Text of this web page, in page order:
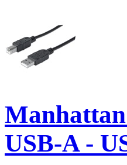
USB-A -